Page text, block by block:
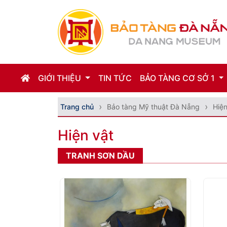
GIỚI THIỆU TIN TỨC BẢO TÀNG CƠ SỞ 1
Trang chủ Bảo tàng Mỹ thuật Đà Nẵng
Hiện vật
TRANH SƠN DẦU